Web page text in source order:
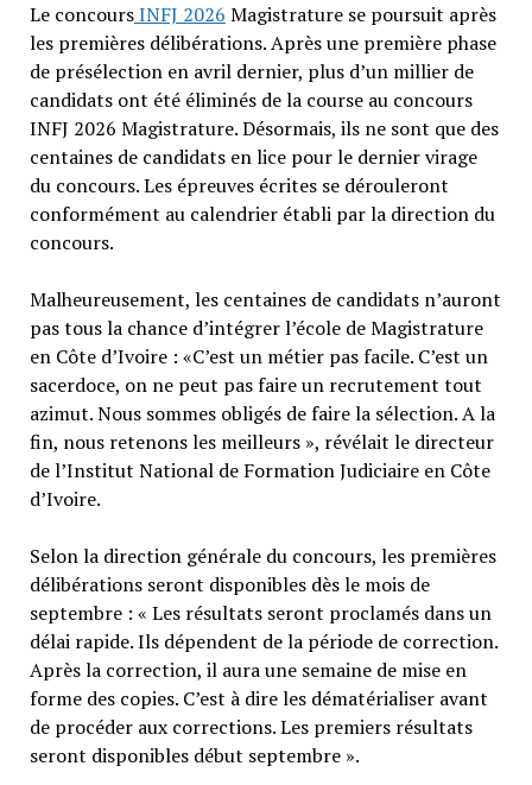
Le concoursINFJ 2026 Magistrature se poursuit après
les premières délibérations. Après une première phase
de présélection en avril dernier, plus d’un millier de
candidats ont été éliminés de la course au concours
INFJ 2026 Magistrature. Désormais, ils ne sont que des
centaines de candidats en lice pour le dernier virage
du concours. Les épreuves écrites se dérouleront
conformément au calendrier établi par la direction du
concours.
Malheureusement, les centaines de candidats n’auront
pas tous la chance d’intégrer l’école de Magistrature
en Côte d’Ivoire : «C’est un métier pas facile. C’est un
sacerdoce, on ne peut pas faire un recrutement tout
azimut. Nous sommes obligés de faire la sélection. A la
fin, nous retenons les meilleurs », révélait le directeur
de l’Institut National de Formation Judiciaire en Côte
d’Ivoire.
Selon la direction générale du concours, les premières
délibérations seront disponibles dès le mois de
septembre : « Les résultats seront proclamés dans un
délai rapide. Ils dépendent de la période de correction.
Après la correction, il aura une semaine de mise en
forme des copies. C’est à dire les dématérialiser avant
de procéder aux corrections. Les premiers résultats
seront disponibles début septembre ».